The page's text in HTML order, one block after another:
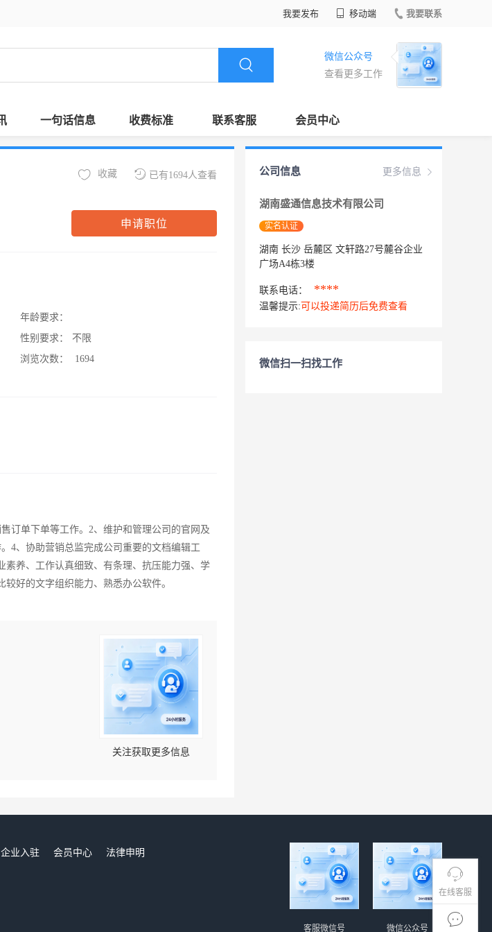
我要发布 移动端 我要联系
微信公众号
查看更多工作
一句话信息 收费标准 联系客服 会员中心
在线客服
已有1694人查看
收藏
申请职位
年龄要求：
性别要求：
不限
浏览次数：
1694
订单下单等工作。2、维护和管理公司的官网及
4、协助营销总监完成公司重要的文档编辑工
素养、工作认真细致、有条理、抗压能力强、学
好的文字组织能力、熟悉办公软件。
关注获取更多信息
更多信息
公司信息
湖南盛通信息技术有限公司
实名认证
湖南 长沙 岳麓区 文轩路27号麓谷企业
广场A4栋3楼
联系电话： ****
温馨提示: 可以投递简历后免费查看
微信扫一扫找工作
企业入驻 会员中心
法律申明
微信公众号
客服微信号